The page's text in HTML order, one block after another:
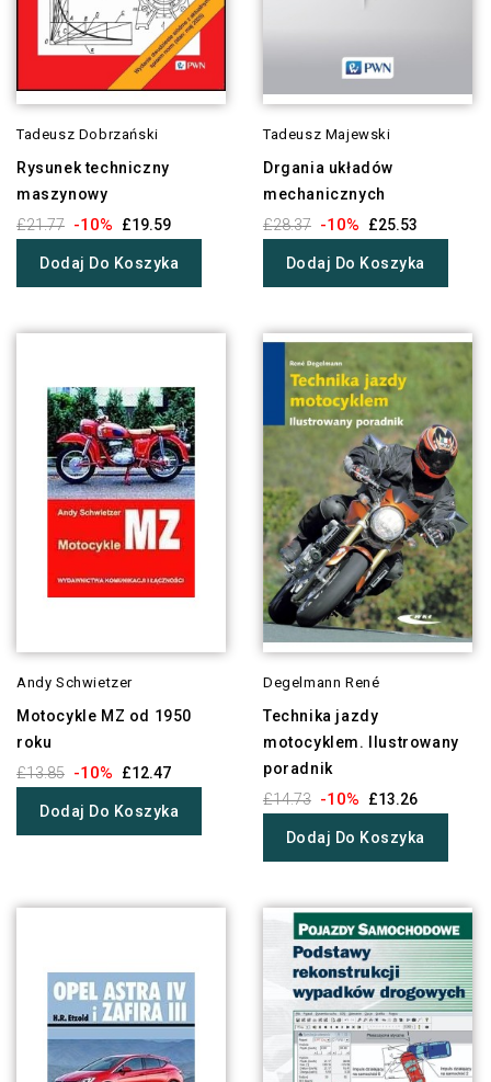
Tadeusz Dobrzański
Rysunek techniczny
maszynowy
£21.77 -10% £19.59
Dodaj Do Koszyka
Tadeusz Majewski
Drgania układów
mechanicznych
£28.37 -10% £25.53
Dodaj Do Koszyka
Andy Schwietzer
Motocykle MZ od 1950
roku
£13.85 -10% £12.47
Dodaj Do Koszyka
Degelmann René
Technika jazdy
motocyklem. Ilustrowany
poradnik
£14.73 -10% £13.26
Dodaj Do Koszyka